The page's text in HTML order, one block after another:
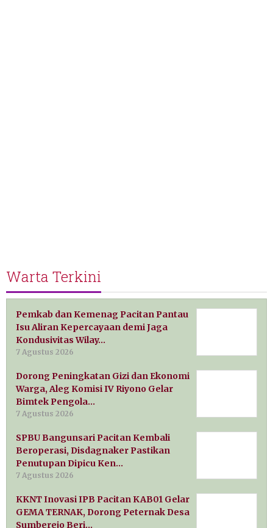
Warta Terkini
Pemkab dan Kemenag Pacitan Pantau
Isu Aliran Kepercayaan demi Jaga
Kondusivitas Wilay…
7 Agustus 2026
Dorong Peningkatan Gizi dan Ekonomi
Warga, Aleg Komisi IV Riyono Gelar
Bimtek Pengola…
7 Agustus 2026
SPBU Bangunsari Pacitan Kembali
Beroperasi, Disdagnaker Pastikan
Penutupan Dipicu Ken…
7 Agustus 2026
KKNT Inovasi IPB Pacitan KAB01 Gelar
GEMA TERNAK, Dorong Peternak Desa
Sumberejo Beri…